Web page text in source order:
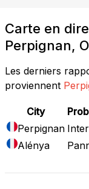
Carte en
Perpignan,
Les derniers
proviennent
City
Perpignan
Alénya